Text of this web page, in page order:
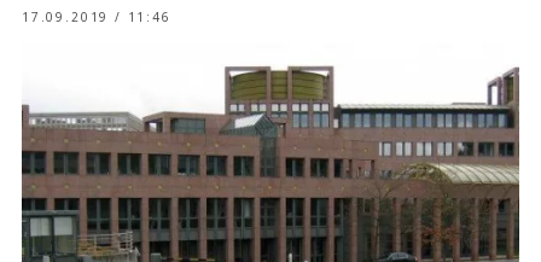
17.09.2019 / 11:46